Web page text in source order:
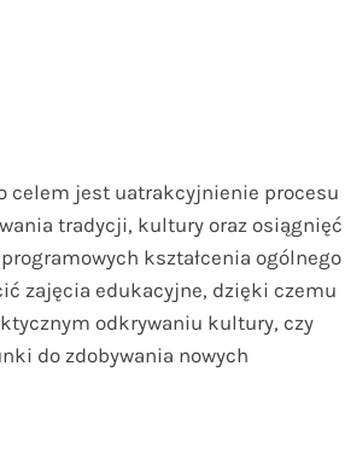
celem jest uatrakcyjnienie procesu
tradycji, kultury oraz osiągnięć
kształcenia ogólnego
zajęcia edukacyjne, dzięki czemu
odkrywaniu kultury, czy
do zdobywania nowych